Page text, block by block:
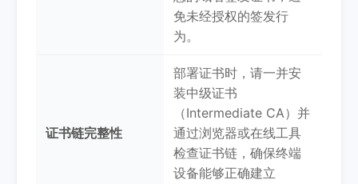
免未经授权的签发行
为。
证书链完整性
部署证书时，请一并安
装中级证书
（Intermediate CA）并
通过浏览器或在线工具
检查证书链，确保终端
设备能够正确建立